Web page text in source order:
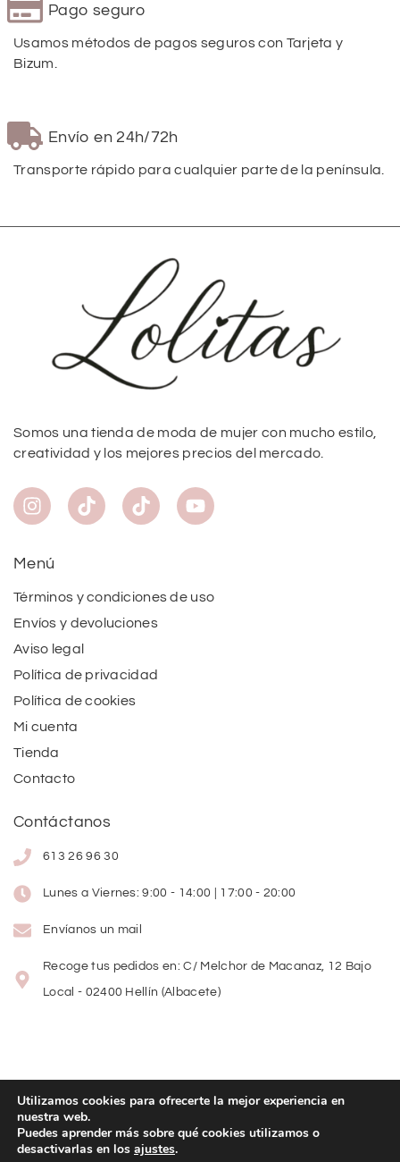
Pago seguro
Usamos métodos de pagos seguros con Tarjeta y
Bizum.
Envío en 24h/72h
Transporte rápido para cualquier parte de la península.
Somos una tienda de moda de mujer con mucho estilo,
creatividad y los mejores precios del mercado.
Menú
Términos y condiciones de uso
Envíos y devoluciones
Aviso legal
Política de privacidad
Política de cookies
Mi cuenta
Tienda
Contacto
Contáctanos
613 26 96 30
Lunes a Viernes: 9:00 - 14:00 | 17:00 - 20:00
Envíanos un mail
Recoge tus pedidos en: C/ Melchor de Macanaz, 12 Bajo
Local - 02400 Hellín (Albacete)
Copyright© 2026Lolitas Moda
Diseño web:
Utilizamos cookies para ofrecerte la mejor experiencia en
nuestra web.
Puedes aprender más sobre qué cookies utilizamos o
desactivarlas en los ajustes.